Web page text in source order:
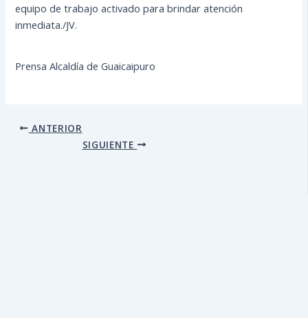
equipo de trabajo activado para brindar atención
inmediata./JV.
Prensa Alcaldía de Guaicaipuro
ANTERIOR
SIGUIENTE